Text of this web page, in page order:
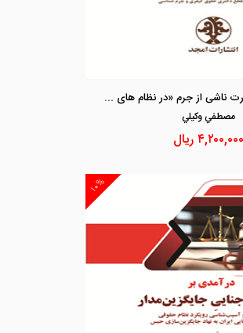
فرآیند جبران خسارت ناشی از جرم «در نظام های حقوقی ایران، انگلستان، آمریکا و چالش های ناشی از آن»
مصطفي وكيلي
۴,۲۰۰,۰۰۰ریال
۱۰%